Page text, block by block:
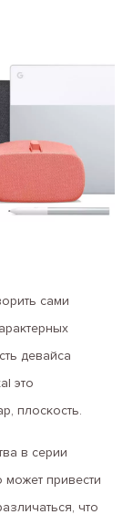
сами
девайса
это
плоскость.
в серии
может привести
что